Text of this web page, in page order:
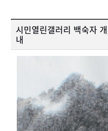
시민열린갤러리 백숙자
내